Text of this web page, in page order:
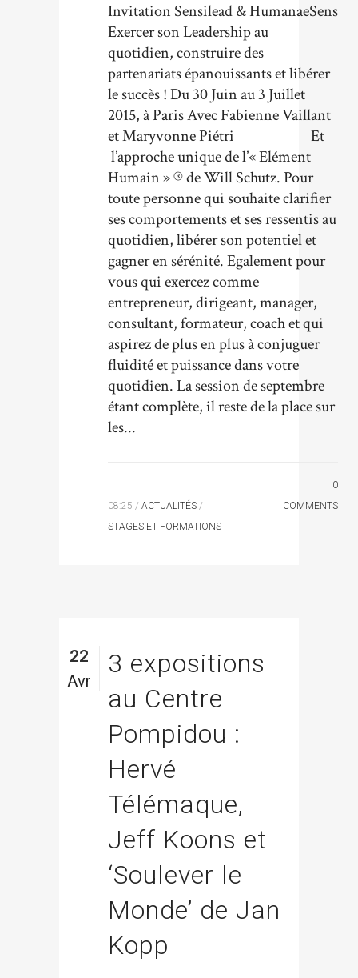
Invitation Sensilead & HumanaeSens
Exercer son Leadership au
quotidien, construire des
partenariats épanouissants et libérer
le succès ! Du 30 Juin au 3 Juillet
2015, à Paris Avec Fabienne Vaillant
et Maryvonne Piétri Et
l’approche unique de l’« Elément
Humain » ® de Will Schutz. Pour
toute personne qui souhaite clarifier
ses comportements et ses ressentis au
quotidien, libérer son potentiel et
gagner en sérénité. Egalement pour
vous qui exercez comme
entrepreneur, dirigeant, manager,
consultant, formateur, coach et qui
aspirez de plus en plus à conjuguer
fluidité et puissance dans votre
quotidien. La session de septembre
étant complète, il reste de la place sur
les...
08:25 / ACTUALITÉS /
STAGES ET FORMATIONS
0
COMMENTS
22
Avr
3 expositions
au Centre
Pompidou :
Hervé
Télémaque,
Jeff Koons et
‘Soulever le
Monde’ de Jan
Kopp